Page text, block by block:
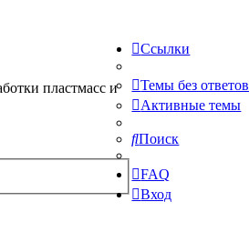
пластмасс и
Ссылки
Темы без ответов
Активные темы
Поиск
FAQ
Вход